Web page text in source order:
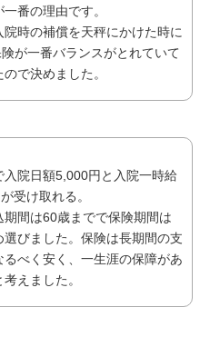
番の理由です。
院時の補償を天秤にかけた時に
が一番バランスがとれていて
で決めました。
入院日額5,000円と入院一時給
受け取れる。
期間は60歳までで保険期間は
びました。保険は長期間の支
べく安く、一生涯の保障があ
えました。